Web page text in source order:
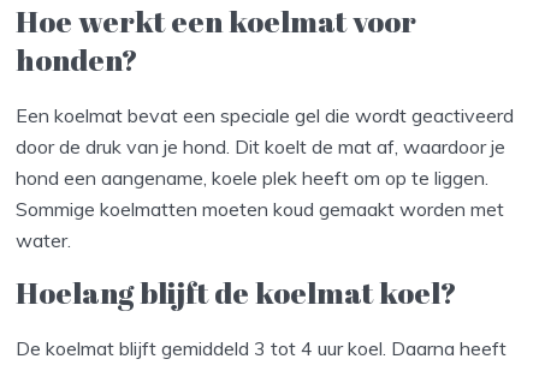
Hoe werkt een koelmat voor
honden?
Een koelmat bevat een speciale gel die wordt geactiveerd
door de druk van je hond. Dit koelt de mat af, waardoor je
hond een aangename, koele plek heeft om op te liggen.
Sommige koelmatten moeten koud gemaakt worden met
water.
Hoelang blijft de koelmat koel?
De koelmat blijft gemiddeld 3 tot 4 uur koel. Daarna heeft